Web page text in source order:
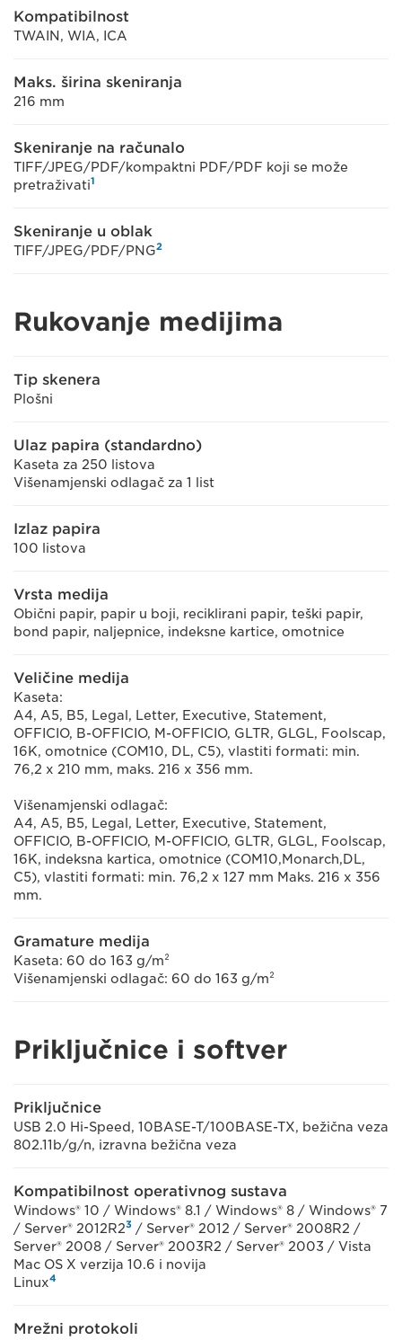
Kompatibilnost
TWAIN, WIA, ICA
Maks. širina skeniranja
216 mm
Skeniranje na računalo
TIFF/JPEG/PDF/kompaktni PDF/PDF koji se može
pretraživati1
Skeniranje u oblak
TIFF/JPEG/PDF/PNG2
Rukovanje medijima
Tip skenera
Plošni
Ulaz papira (standardno)
Kaseta za 250 listova
Višenamjenski odlagač za 1 list
Izlaz papira
100 listova
Vrsta medija
Obični papir, papir u boji, reciklirani papir, teški papir,
bond papir, naljepnice, indeksne kartice, omotnice
Veličine medija
Kaseta:
A4, A5, B5, Legal, Letter, Executive, Statement,
OFFICIO, B-OFFICIO, M-OFFICIO, GLTR, GLGL, Foolscap,
16K, omotnice (COM10, DL, C5), vlastiti formati: min.
76,2 x 210 mm, maks. 216 x 356 mm.
Višenamjenski odlagač:
A4, A5, B5, Legal, Letter, Executive, Statement,
OFFICIO, B-OFFICIO, M-OFFICIO, GLTR, GLGL, Foolscap,
16K, indeksna kartica, omotnice (COM10,Monarch,DL,
C5), vlastiti formati: min. 76,2 x 127 mm Maks. 216 x 356
mm.
Gramature medija
Kaseta: 60 do 163 g/m²
Višenamjenski odlagač: 60 do 163 g/m²
Priključnice i softver
Priključnice
USB 2.0 Hi-Speed, 10BASE-T/100BASE-TX, bežična veza
802.11b/g/n, izravna bežična veza
Kompatibilnost operativnog sustava
Windows® 10 / Windows® 8.1 / Windows® 8 / Windows® 7
/ Server® 2012R23 / Server® 2012 / Server® 2008R2 /
Server® 2008 / Server® 2003R2 / Server® 2003 / Vista
Mac OS X verzija 10.6 i novija
Linux4
Mrežni protokoli